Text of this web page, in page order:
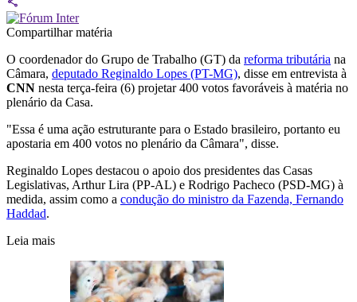
Compartilhar matéria
O coordenador do Grupo de Trabalho (GT) da reforma tributária na
Câmara, deputado Reginaldo Lopes (PT-MG), disse em entrevista à
CNN nesta terça-feira (6) projetar 400 votos favoráveis à matéria no
plenário da Casa.
"Essa é uma ação estruturante para o Estado brasileiro, portanto eu
apostaria em 400 votos no plenário da Câmara", disse.
Reginaldo Lopes destacou o apoio dos presidentes das Casas
Legislativas, Arthur Lira (PP-AL) e Rodrigo Pacheco (PSD-MG) à
medida, assim como a condução do ministro da Fazenda, Fernando
Haddad.
Leia mais